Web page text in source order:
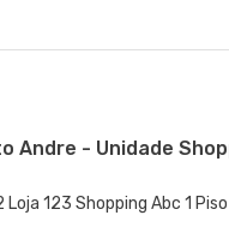
Andre - Unidade
123 Shopping Abc 1